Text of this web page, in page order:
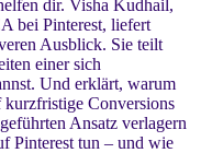
dir. Visha Kudhail,
bei Pinterest, liefert
Ausblick. Sie teilt
einer sich
Und erklärt, warum
kurzfristige Conversions
Ansatz verlagern
Pinterest tun – und wie